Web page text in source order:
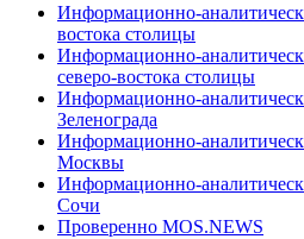
Информационно-
востока столицы
Информационно-
северо-востока столицы
Информационно-
Зеленограда
Информационно-
Москвы
Информационно-
Сочи
Проверенно MOS.NEWS